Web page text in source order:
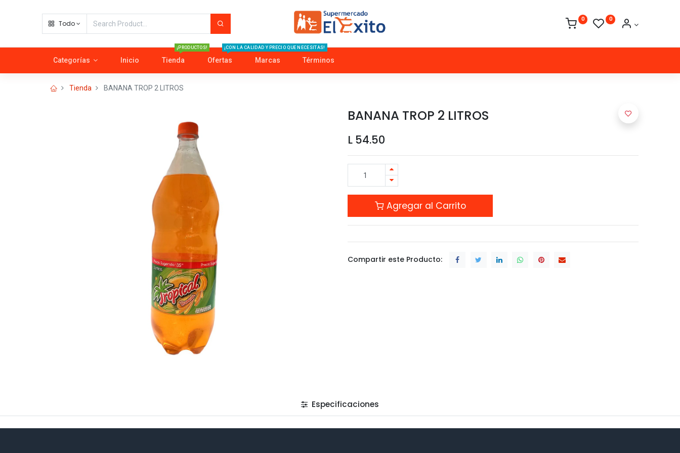
Todo 0 0
Categorías Inicio Tienda
¡PRODUCTOS!
Ofertas
¡CON LA CALIDAD Y PRECIO QUE NECESITAS!
Marcas Términos
Tienda BANANA TROP 2 LITROS
BANANA TROP 2 LITROS
L 54.50
Agregar al Carrito
Compartir este Producto:
Especificaciones